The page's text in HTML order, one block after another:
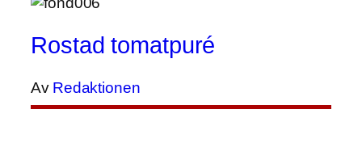
Rostad tomatpuré
Av Redaktionen